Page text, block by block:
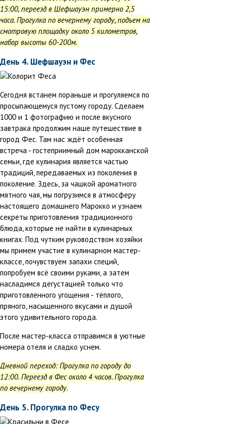
15:00, переезд в Шефшауэн примерно 2,5
часа. Прогулка по вечернему городу, подъем на
смотровую площадку около 5 километров,
набор высоты 60-200м.
День 4. Шефшауэн и Фес
Сегодня встанем пораньше и прогуляемся по
просыпающемуся пустому городу. Сделаем
1000 и 1 фотографию и после вкусного
завтрака продолжим наше путешествие в
город Фес. Там нас ждёт особенная
встреча - гостеприимный дом марокканской
семьи, где кулинария является частью
традиций, передаваемых из поколения в
поколение. Здесь, за чашкой ароматного
мятного чая, мы погрузимся в атмосферу
настоящего домашнего Марокко и узнаем
секреты приготовления традиционного
блюда, которые не найти в кулинарных
книгах. Под чутким руководством хозяйки
мы примем участие в кулинарном мастер-
классе, почувствуем запахи специй,
попробуем всё своими руками, а затем
насладимся дегустацией только что
приготовленного угощения - тёплого,
пряного, насыщенного вкусами и душой
этого удивительного города.
После мастер-класса отправимся в уютные
номера отеля и сладко уснем.
Дневной переход: Прогулка по городу до
12:00. Переезд в Фес около 4 часов. Прогулка
по вечернему городу.
День 5. Прогулка по Фесу